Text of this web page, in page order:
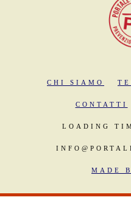
CHI SIAMO
CONTATTI
LOADING
MADE